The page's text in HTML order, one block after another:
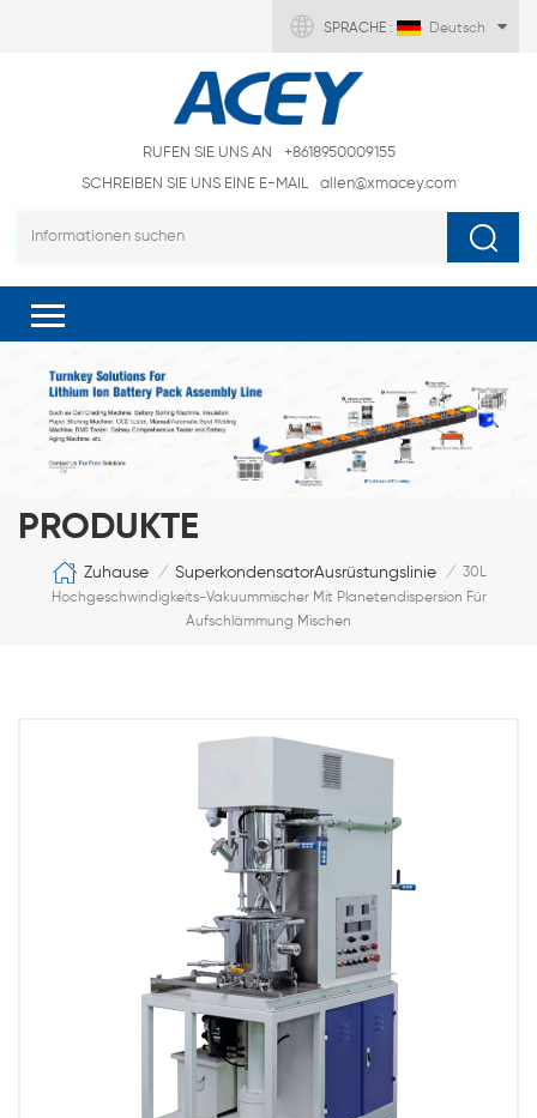
SPRACHE : Deutsch
RUFEN SIE UNS AN
+8618950009155
SCHREIBEN SIE UNS EINE E-MAIL
allen@xmacey.com
PRODUKTE
Zuhause / SuperkondensatorAusrüstungslinie /
30L
Hochgeschwindigkeits-Vakuummischer Mit Planetendispersion Für
Aufschlämmung Mischen